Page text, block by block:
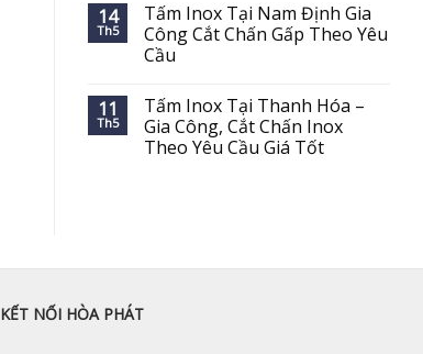
14
Th5
Tấm Inox Tại Nam Định Gia
Công Cắt Chấn Gấp Theo Yêu
Cầu
11
Th5
Tấm Inox Tại Thanh Hóa –
Gia Công, Cắt Chấn Inox
Theo Yêu Cầu Giá Tốt
KẾT NỐI HÒA PHÁT